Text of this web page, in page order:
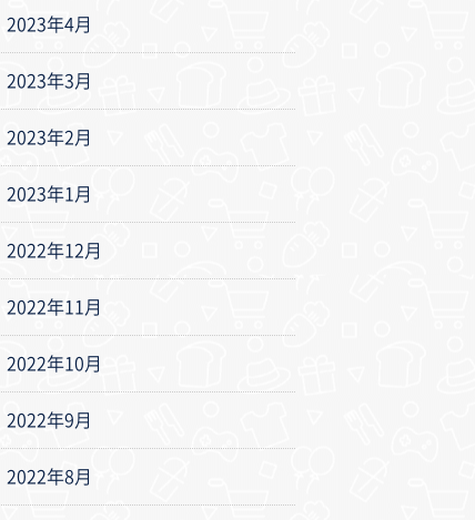
2023年4月
2023年3月
2023年2月
2023年1月
2022年12月
2022年11月
2022年10月
2022年9月
2022年8月